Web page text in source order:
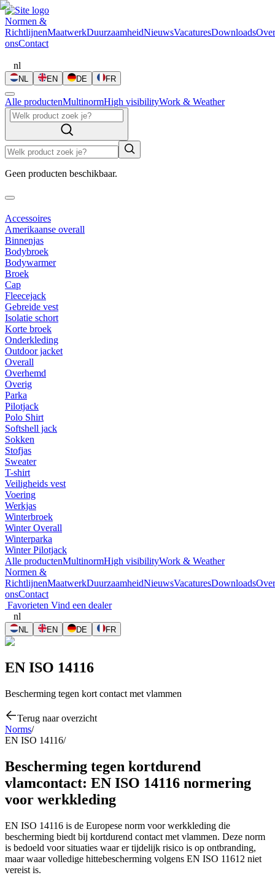
Normen &
RichtlijnenMaatwerkDuurzaamheidNieuwsVacaturesDownloadsOver
onsContact
nl
NL EN DE FR
Alle productenMultinormHigh visibilityWork & Weather
Geen producten beschikbaar.
Accessoires
Amerikaanse overall
Binnenjas
Bodybroek
Bodywarmer
Broek
Cap
Fleecejack
Gebreide vest
Isolatie schort
Korte broek
Onderkleding
Outdoor jacket
Overall
Overhemd
Overig
Parka
Pilotjack
Polo Shirt
Softshell jack
Sokken
Stofjas
Sweater
T-shirt
Veiligheids vest
Voering
Werkjas
Winterbroek
Winter Overall
Winterparka
Winter Pilotjack
Alle productenMultinormHigh visibilityWork & Weather
Normen &
RichtlijnenMaatwerkDuurzaamheidNieuwsVacaturesDownloadsOver
onsContact
Favorieten Vind een dealer
nl
NL EN DE FR
EN ISO 14116
Bescherming tegen kort contact met vlammen
Terug naar overzicht
Norms/
EN ISO 14116/
Bescherming tegen kortdurend
vlamcontact: EN ISO 14116 normering
voor werkkleding
EN ISO 14116 is de Europese norm voor werkkleding die
bescherming biedt bij kortdurend contact met vlammen. Deze norm
is bedoeld voor situaties waar er tijdelijk risico is op ontbranding,
maar waar volledige hittebescherming volgens EN ISO 11612 niet
vereist is.